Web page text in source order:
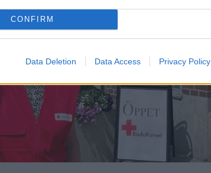
CONFIRM
Data Deletion Data Access Privacy Policy